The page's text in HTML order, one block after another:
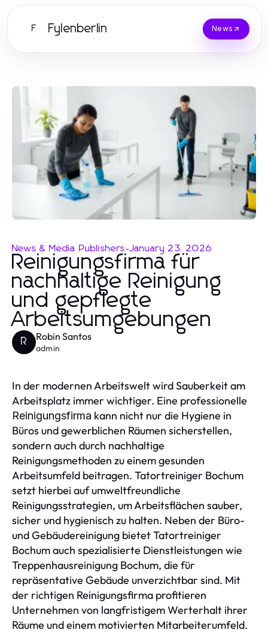
F Fylenberlin News
News & Media Publishers-January 23, 2026
Reinigungsfirma für
nachhaltige Reinigung
und gepflegte
Arbeitsumgebungen
R Robin Santos
admin
In der modernen Arbeitswelt wird Sauberkeit am
Arbeitsplatz immer wichtiger. Eine professionelle
Reinigungsfirma kann nicht nur die Hygiene in
Büros und gewerblichen Räumen sicherstellen,
sondern auch durch nachhaltige
Reinigungsmethoden zu einem gesunden
Arbeitsumfeld beitragen. Tatortreiniger Bochum
setzt hierbei auf umweltfreundliche
Reinigungsstrategien, um Arbeitsflächen sauber,
sicher und hygienisch zu halten. Neben der Büro-
und Gebäudereinigung bietet Tatortreiniger
Bochum auch spezialisierte Dienstleistungen wie
Treppenhausreinigung Bochum, die für
repräsentative Gebäude unverzichtbar sind. Mit
der richtigen Reinigungsfirma profitieren
Unternehmen von langfristigem Werterhalt ihrer
Räume und einem motivierten Mitarbeiterumfeld.